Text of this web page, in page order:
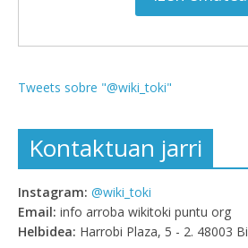
Tweets sobre "@wiki_toki"
Kontaktuan jarri
Instagram: @wiki_toki
Email: info arroba wikitoki puntu org
Helbidea: Harrobi Plaza, 5 - 2. 48003